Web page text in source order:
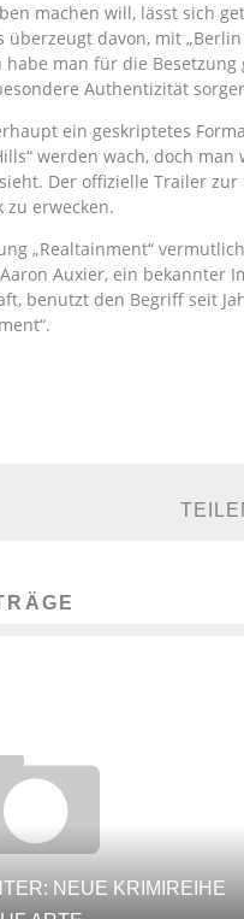
machen will, lässt sich
davon, mit
habe man für die
Authentizität
ein geskriptetes
werden wach, doch
Der offizielle Trailer
zu erwecken.
„Realtainment“
Auxier, ein bekannter
benutzt den Begriff seit
NEUE KRIMIREIHE